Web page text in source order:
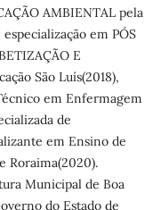
AMBIENTAL pela
especialização em PÓS
E
São Luís(2018),
em Enfermagem
de
em Ensino de
Roraima(2020).
Municipal de Boa
do Estado de